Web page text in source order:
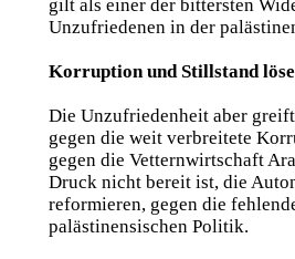
gilt als einer der bittersten
Unzufriedenen in der
Korruption und Stillstand
Die Unzufriedenheit aber
gegen die weit verbreitete
gegen die Vetternwirtschaft
Druck nicht bereit ist, die
reformieren, gegen die
palästinensischen Politik.